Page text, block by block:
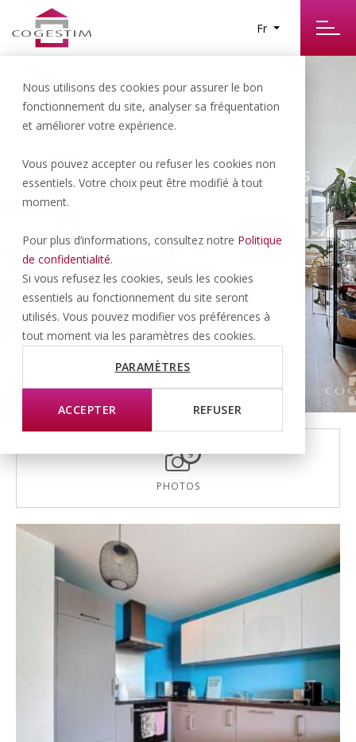
Nous utilisons des cookies pour assurer le bon
fonctionnement du site, analyser sa fréquentation
et améliorer votre expérience.
Vous pouvez accepter ou refuser les cookies non
essentiels. Votre choix peut être modifié à tout
moment.
Pour plus d’informations, consultez notre Politique
de confidentialité.
Si vous refusez les cookies, seuls les cookies
essentiels au fonctionnement du site seront
utilisés. Vous pouvez modifier vos préférences à
tout moment via les paramètres des cookies.
PARAMÈTRES
ACCEPTER REFUSER
Fr
Burtigny | 1’780.- CHF/NET/MOIS
3.5 pièces à Burtigny
75 M 3.5 P 1 PARK
9
PHOTOS